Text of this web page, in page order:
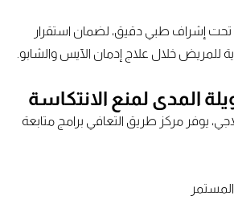
إشراف طبي دقيق، لضمان استقرار
للمريض خلال علاج إدمان الآيس والشابو.
يوفر مركز طريق التعافي برامج متابعة